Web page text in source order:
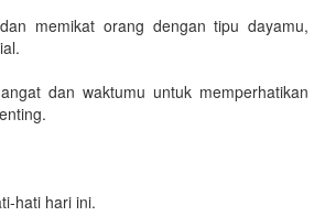
memikat orang dengan tipu dayamu,
dan waktumu untuk memperhatikan
hati hari ini.